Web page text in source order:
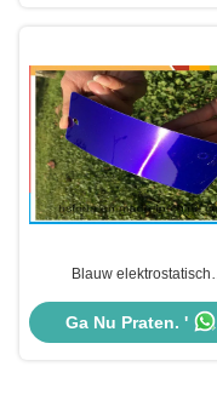
Blauw elektrostatisch
epoxy polyester coating
Ga Nu Praten. '